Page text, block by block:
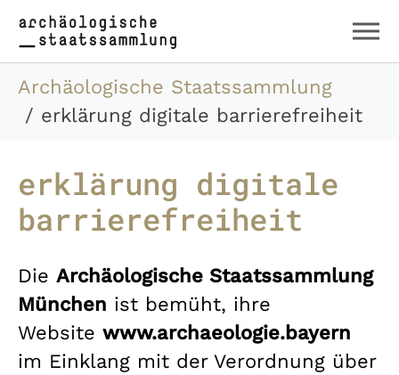
Zum Hauptinhalt springen
Skip to page footer
Sie sind hier:
Archäologische Staatssammlung
erklärung digitale barrierefreiheit
erklärung digitale
barrierefreiheit
Die Archäologische Staatssammlung
München ist bemüht, ihre
Website www.archaeologie.bayern
im Einklang mit der Verordnung über